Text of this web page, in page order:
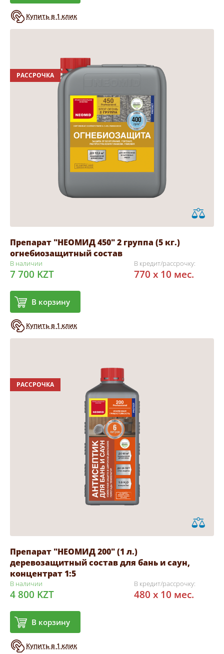
Купить в 1 клик
РАССРОЧКА
Препарат "НЕОМИД 450" 2 группа (5 кг.)
огнебиозащитный состав
В наличии
7 700 KZT
В корзину
Купить в 1 клик
В кредит/рассрочку:
770 x 10 мес.
РАССРОЧКА
Препарат "НЕОМИД 200" (1 л.)
деревозащитный состав для бань и саун,
концентрат 1:5
В наличии
4 800 KZT
В корзину
Купить в 1 клик
В кредит/рассрочку:
480 x 10 мес.